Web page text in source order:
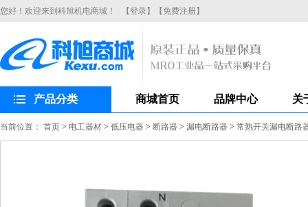
您好！欢迎来到科旭机电商城！ 【登录】 【免费注册】
产品分类 商城首页 品牌中心 关
当前位置： 首页 > 电工器材 > 低压电器 > 断路器 > 漏电断路器 > 常熟开关漏电断路